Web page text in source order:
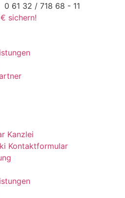
0 61 32 / 718 68 - 11
sichern!
Kanzlei
Kontaktformular